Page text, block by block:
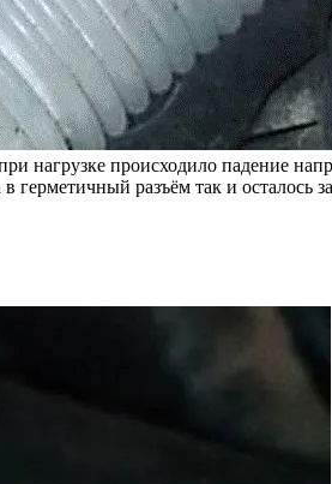
нагрузке происходило падение
герметичный разъём так и осталось